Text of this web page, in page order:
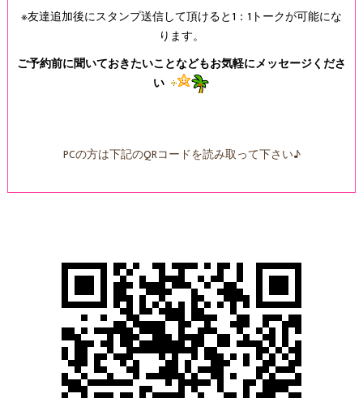
※友達追加後にスタンプ送信して頂けると1：1トークが可能にな
ります。
ご予約前に聞いておきたいことなどもお気軽にメッセージくださ
い
PCの方は下記のQRコードを読み取って下さい♪